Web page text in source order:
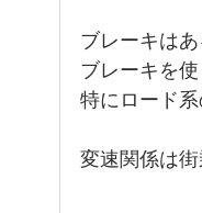
ブレーキは
ブレーキを
特にロード
変速関係は